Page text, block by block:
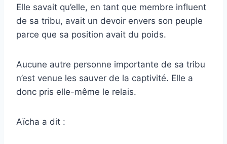
Elle savait qu’elle, en tant que membre influent
de sa tribu, avait un devoir envers son peuple
parce que sa position avait du poids.
Aucune autre personne importante de sa tribu
n’est venue les sauver de la captivité. Elle a
donc pris elle-même le relais.
Aïcha a dit :